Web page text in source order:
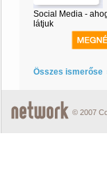
Social Media -
látjuk
Összes ismerőse
© 2007